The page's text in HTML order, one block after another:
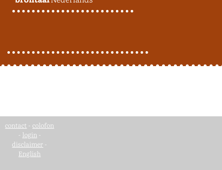
contact - colofon
- login -
disclaimer -
English